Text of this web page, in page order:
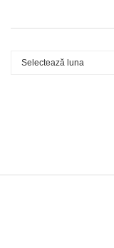
Arhive